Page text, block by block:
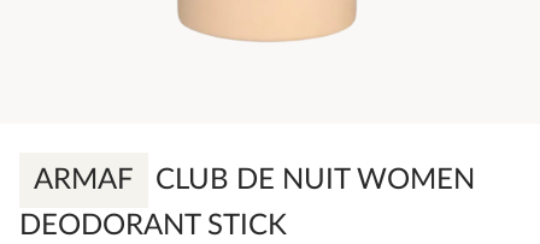
ARMAF
CLUB DE NUIT WOMEN
DEODORANT STICK